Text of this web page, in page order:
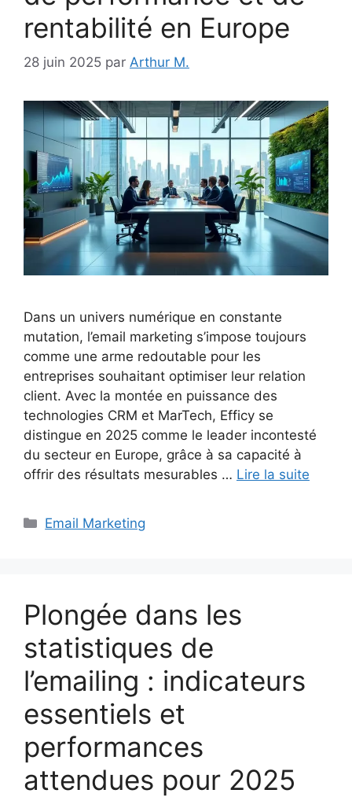
rentabilité en Europe
28 juin 2025 par Arthur M.
Dans un univers numérique en constante
mutation, l’email marketing s’impose toujours
comme une arme redoutable pour les
entreprises souhaitant optimiser leur relation
client. Avec la montée en puissance des
technologies CRM et MarTech, Efficy se
distingue en 2025 comme le leader incontesté
du secteur en Europe, grâce à sa capacité à
offrir des résultats mesurables … Lire la suite
Catégories
Email Marketing
Plongée dans les
statistiques de
l’emailing : indicateurs
essentiels et
performances
attendues pour 2025